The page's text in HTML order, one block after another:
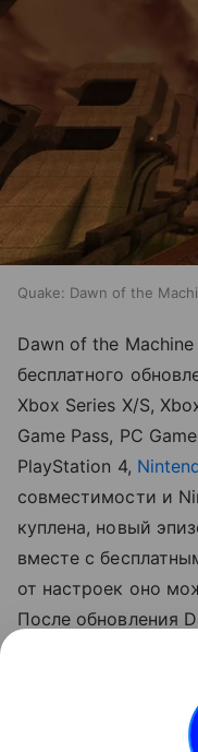
Quake: Dawn of the
Dawn of the
бесплатного
Xbox Series X/S,
Game Pass, PC
PlayStation 4,
совместимости и
куплена, новый
вместе с
от настроек оно
После обновления
кооперативный